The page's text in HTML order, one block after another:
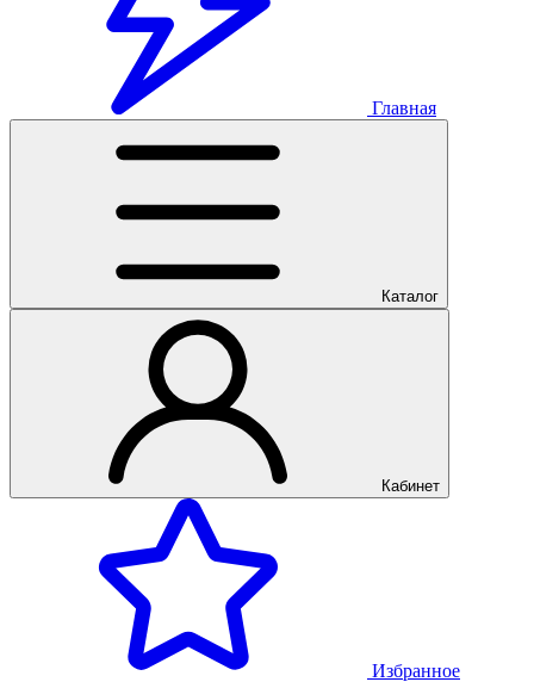
Главная
Каталог
Кабинет
Избранное